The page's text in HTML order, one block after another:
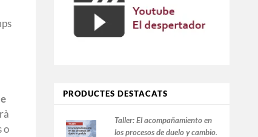
o
PRODUCTES DESTACATS
Taller:El acompañamiento en
los procesos de duelo y cambio.